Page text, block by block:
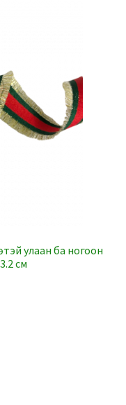
улаан ба ногоон
см